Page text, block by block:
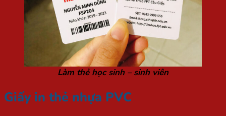
Làm thẻ học sinh – sinh viên
Giấy in thẻ nhựa PVC